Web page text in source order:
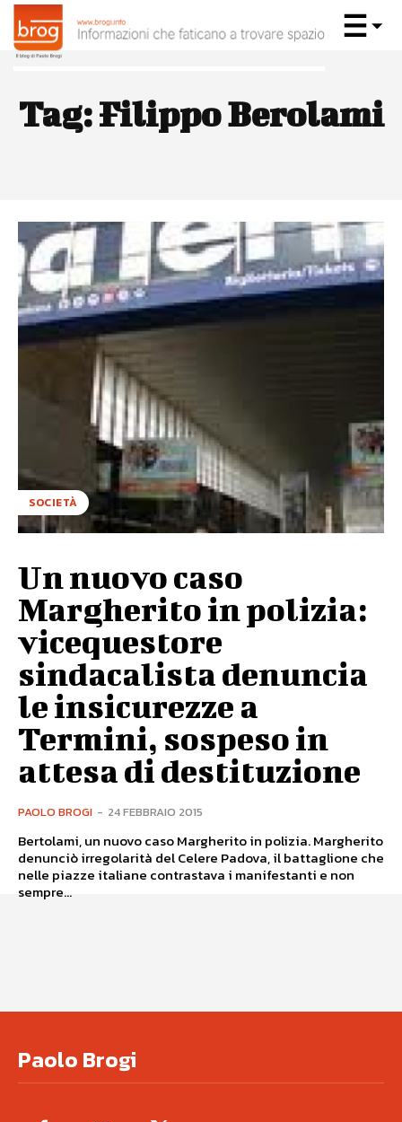
Tag:Filippo Berolami
SOCIETÀ
Un nuovo caso
Margherito in polizia:
vicequestore
sindacalista denuncia
le insicurezze a
Termini, sospeso in
attesa di destituzione
PAOLO BROGI - 24 FEBBRAIO 2015
Bertolami, un nuovo caso Margherito in polizia. Margherito
denunciò irregolarità del Celere Padova, il battaglione che
nelle piazze italiane contrastava i manifestanti e non
sempre...
Paolo Brogi